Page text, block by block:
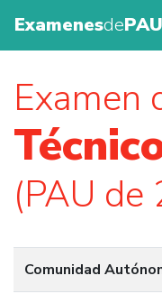
ExamenesdePAU
Examen
(PAU de
Comunidad